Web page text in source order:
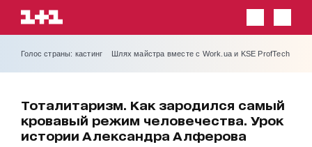
Голос страны: кастинг Шлях майстра вместе с Work.ua и KSE ProfTech
Тоталитаризм. Как зародился самый
кровавый режим человечества. Урок
истории Александра Алферова